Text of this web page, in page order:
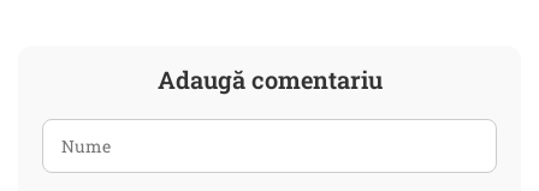
Adaugă comentariu